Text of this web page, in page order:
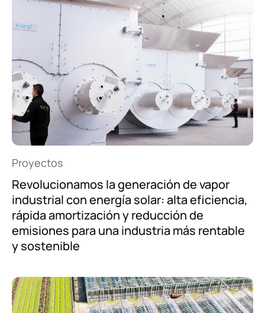
Proyectos
Revolucionamos la generación de vapor
industrial con energía solar: alta eficiencia,
rápida amortización y reducción de
emisiones para una industria más rentable
y sostenible